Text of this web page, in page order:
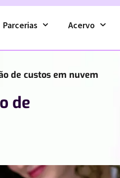
Parcerias Acervo
de custos em nuvem
de